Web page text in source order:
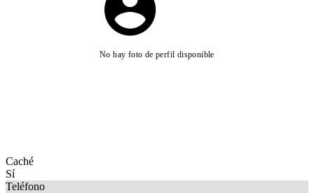
No hay foto de perfil disponible
Caché
Sí
Teléfono